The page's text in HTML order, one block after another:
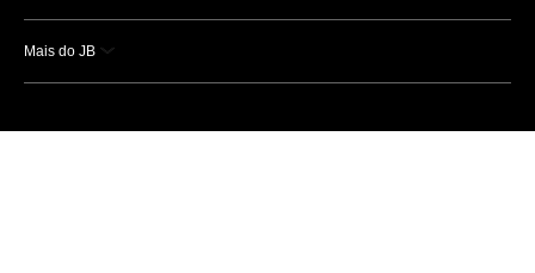
Mais do JB
Esportes